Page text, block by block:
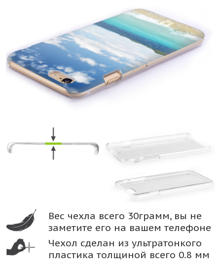
Вес чехла всего 30грамм, вы не
заметите его на вашем телефоне
Чехол сделан из ультратонкого
пластика толщиной всего 0.8 мм